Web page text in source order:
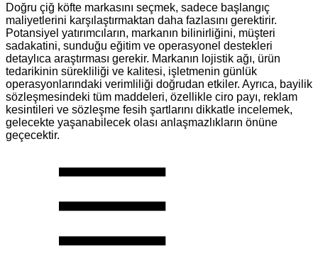
Doğru çiğ köfte markasını seçmek, sadece başlangıç
maliyetlerini karşılaştırmaktan daha fazlasını gerektirir.
Potansiyel yatırımcıların, markanın bilinirliğini, müşteri
sadakatini, sunduğu eğitim ve operasyonel destekleri
detaylıca araştırması gerekir. Markanın lojistik ağı, ürün
tedarikinin sürekliliği ve kalitesi, işletmenin günlük
operasyonlarındaki verimliliği doğrudan etkiler. Ayrıca, bayilik
sözleşmesindeki tüm maddeleri, özellikle ciro payı, reklam
kesintileri ve sözleşme fesih şartlarını dikkatle incelemek,
gelecekte yaşanabilecek olası anlaşmazlıkların önüne
geçecektir.